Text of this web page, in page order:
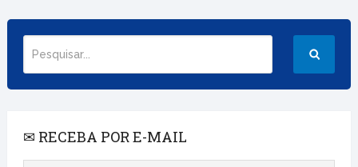
✉ RECEBA POR E-MAIL